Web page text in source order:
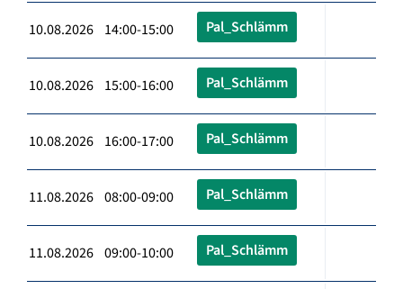
10.08.2026 14:00-15:00 Pal_Schlämm
10.08.2026 15:00-16:00 Pal_Schlämm
10.08.2026 16:00-17:00 Pal_Schlämm
11.08.2026 08:00-09:00 Pal_Schlämm
11.08.2026 09:00-10:00 Pal_Schlämm